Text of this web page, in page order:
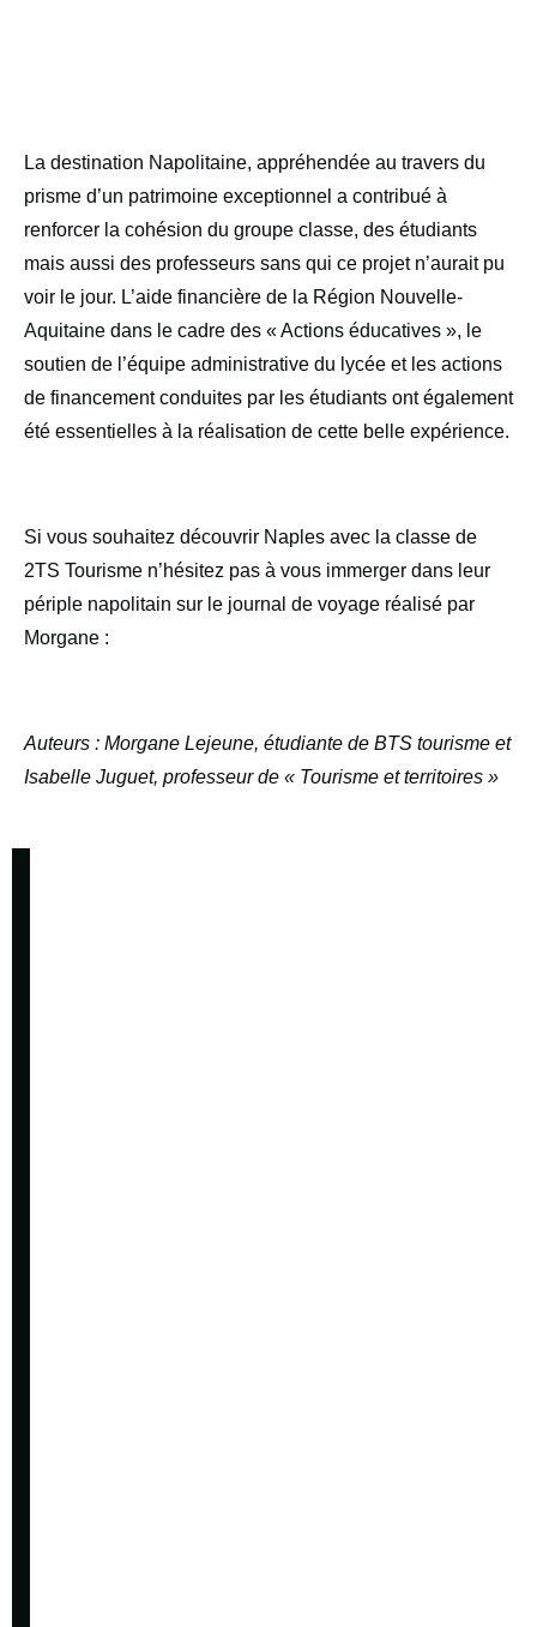
La destination Napolitaine, appréhendée au travers du
prisme d’un patrimoine exceptionnel a contribué à
renforcer la cohésion du groupe classe, des étudiants
mais aussi des professeurs sans qui ce projet n’aurait pu
voir le jour. L’aide financière de la Région Nouvelle-
Aquitaine dans le cadre des « Actions éducatives », le
soutien de l’équipe administrative du lycée et les actions
de financement conduites par les étudiants ont également
été essentielles à la réalisation de cette belle expérience.
Si vous souhaitez découvrir Naples avec la classe de
2TS Tourisme n’hésitez pas à vous immerger dans leur
périple napolitain sur le journal de voyage réalisé par
Morgane :
Auteurs : Morgane Lejeune, étudiante de BTS tourisme et
Isabelle Juguet, professeur de « Tourisme et territoires »